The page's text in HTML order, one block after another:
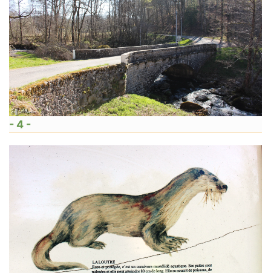
- 4 -